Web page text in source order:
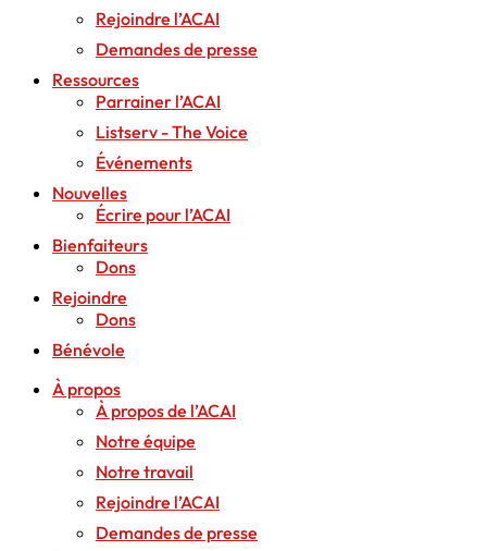
Rejoindre l’ACAI
Demandes de presse
Ressources
Parrainer l’ACAI
Listserv - The Voice
Événements
Nouvelles
Écrire pour l’ACAI
Bienfaiteurs
Dons
Rejoindre
Dons
Bénévole
À propos
À propos de l’ACAI
Notre équipe
Notre travail
Rejoindre l’ACAI
Demandes de presse